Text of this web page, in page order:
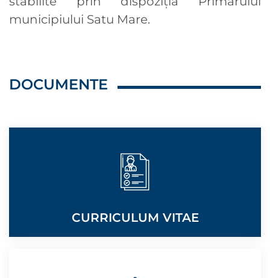
municipiului Satu Mare.
DOCUMENTE
CURRICULUM VITAE